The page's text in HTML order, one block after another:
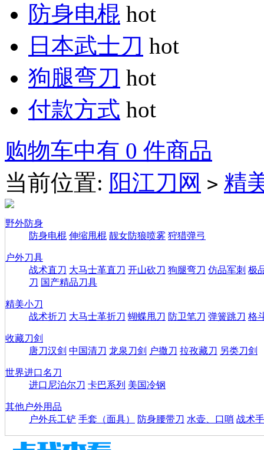
防身电棍 hot
日本武士刀 hot
狗腿弯刀 hot
付款方式 hot
购物车中有 0 件商品
当前位置: 阳江刀网 > 精
野外防身
防身电棍 伸缩甩棍 靓女防狼喷雾 狩猎弹弓
户外刀具
战术直刀 大马士革直刀 开山砍刀 狗腿弯刀 仿品军刺 极
刀 国产精品刀具
精美小刀
战术折刀 大马士革折刀 蝴蝶甩刀 防卫笔刀 弹簧跳刀 格
收藏刀剑
唐刀汉剑 中国清刀 龙泉刀剑 户撒刀 拉孜藏刀 另类刀剑
世界进口名刀
进口尼泊尔刀 卡巴系列 美国冷钢
其他户外用品
户外兵工铲 手套（面具） 防身腰带刀 水壶、口哨 战术